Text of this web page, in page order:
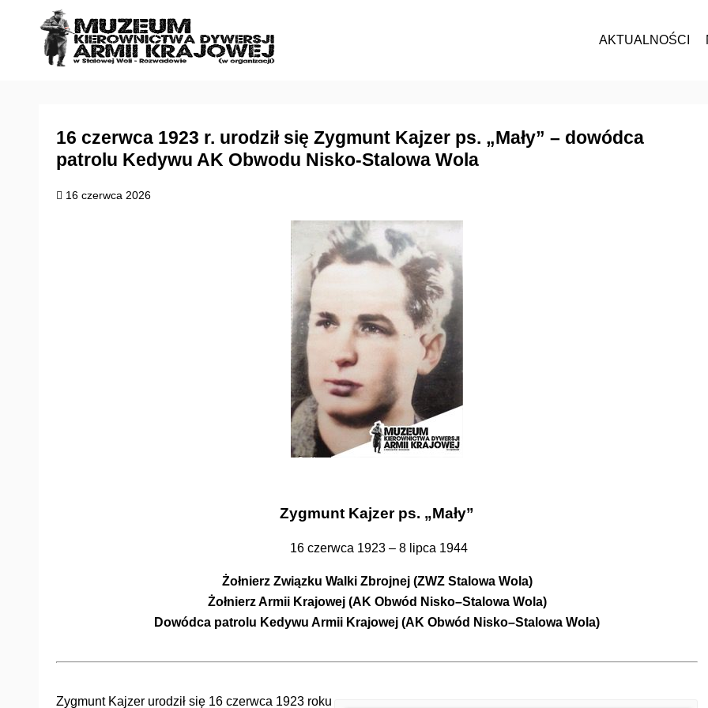
AKTUALNOŚCI
16 czerwca 1923 r. urodził się Zygmunt Kajzer ps. „Mały” – dowódca
patrolu Kedywu AK Obwodu Nisko-Stalowa Wola
16 czerwca 2026
Zygmunt Kajzer ps. „Mały”
16 czerwca 1923 – 8 lipca 1944
Żołnierz Związku Walki Zbrojnej (ZWZ Stalowa Wola)
Żołnierz Armii Krajowej (AK Obwód Nisko–Stalowa Wola)
Dowódca patrolu Kedywu Armii Krajowej (AK Obwód Nisko–Stalowa Wola)
Zygmunt Kajzer urodził się 16 czerwca 1923 roku